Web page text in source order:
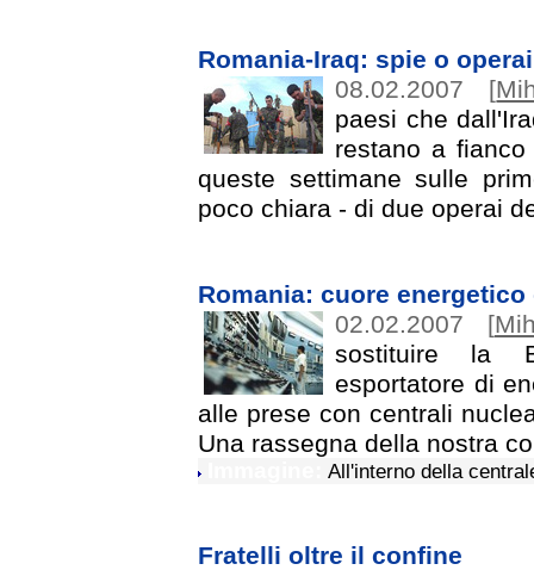
Romania-Iraq: spie o
08.02.2007
[
paesi che
restano a
queste settimane sulle
poco chiara - di due operai
Romania: cuore
02.02.2007
[
sostituire la
esportatore di
alle prese con centrali
Una rassegna della nostra
Immagine:All'interno della
Fratelli oltre il confine